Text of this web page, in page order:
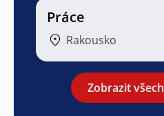
Práce
Rakousko
Zobrazit